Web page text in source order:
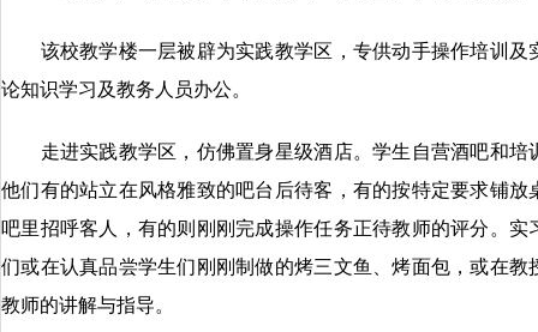
该校教学楼一层被辟为实践教学区，专供动手操作培训及
论知识学习及教务人员办公。
走进实践教学区，仿佛置身星级酒店。学生自营酒吧和培
他们有的站立在风格雅致的吧台后待客，有的按特定要求铺
吧里招呼客人，有的则刚刚完成操作任务正待教师的评分。
们或在认真品尝学生们刚刚制做的烤三文鱼、烤面包，或在
教师的讲解与指导。